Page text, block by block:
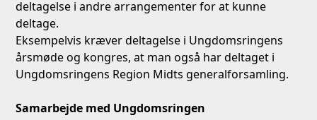
deltagelse i andre arrangementer for at kunne
deltage.
Eksempelvis kræver deltagelse i Ungdomsringens
årsmøde og kongres, at man også har deltaget i
Ungdomsringens Region Midts generalforsamling.
Samarbejde med Ungdomsringen